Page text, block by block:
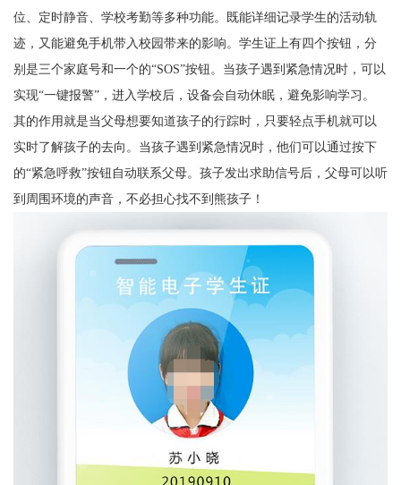
位、定时静音、学校考勤等多种功能。既能详细记录学生的活动轨
迹，又能避免手机带入校园带来的影响。学生证上有四个按钮，分
别是三个家庭号和一个的“SOS”按钮。当孩子遇到紧急情况时，可以
实现“一键报警”，进入学校后，设备会自动休眠，避免影响学习。
其的作用就是当父母想要知道孩子的行踪时，只要轻点手机就可以
实时了解孩子的去向。当孩子遇到紧急情况时，他们可以通过按下
的“紧急呼救”按钮自动联系父母。孩子发出求助信号后，父母可以听
到周围环境的声音，不必担心找不到熊孩子！